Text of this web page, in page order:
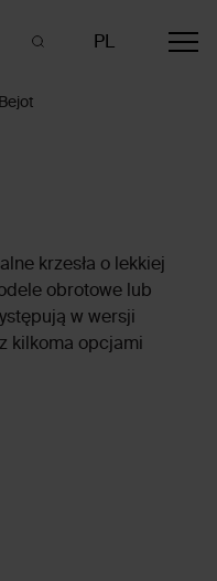
PL
Bejot
krzesła o lekkiej
obrotowe lub
w wersji
kilkoma opcjami